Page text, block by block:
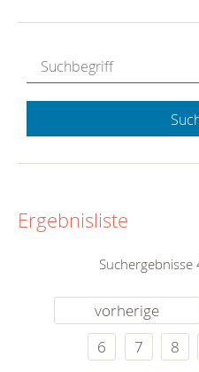
Ergebnisliste
vorherige
6
7 8